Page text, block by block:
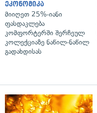
ეკონომიკა
მიიღეთ 25%-იანი
ფასდაკლება
კომფორტერში შერჩეულ
კოლექციაზე ნაწილ-ნაწილ
გადახდისას